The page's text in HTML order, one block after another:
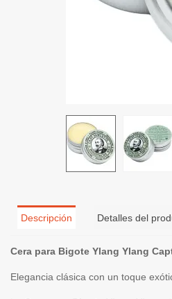
Descripción Detalles del
Cera para Bigote Ylang Ylang
Elegancia clásica con un toque